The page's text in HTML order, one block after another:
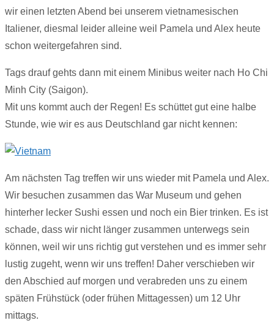
wir einen letzten Abend bei unserem vietnamesischen
Italiener, diesmal leider alleine weil Pamela und Alex heute
schon weitergefahren sind.
Tags drauf gehts dann mit einem Minibus weiter nach Ho Chi
Minh City (Saigon).
Mit uns kommt auch der Regen! Es schüttet gut eine halbe
Stunde, wie wir es aus Deutschland gar nicht kennen:
Am nächsten Tag treffen wir uns wieder mit Pamela und Alex.
Wir besuchen zusammen das War Museum und gehen
hinterher lecker Sushi essen und noch ein Bier trinken. Es ist
schade, dass wir nicht länger zusammen unterwegs sein
können, weil wir uns richtig gut verstehen und es immer sehr
lustig zugeht, wenn wir uns treffen! Daher verschieben wir
den Abschied auf morgen und verabreden uns zu einem
späten Frühstück (oder frühen Mittagessen) um 12 Uhr
mittags.